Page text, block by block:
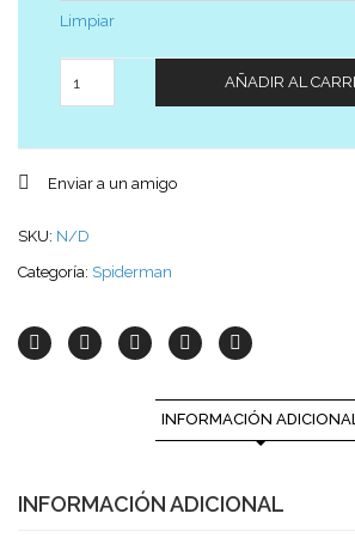
Limpiar
AÑADIR AL
Enviar a un amigo
SKU: N/D
Categoría: Spiderman
INFORMACIÓN
INFORMACIÓN ADICIONAL